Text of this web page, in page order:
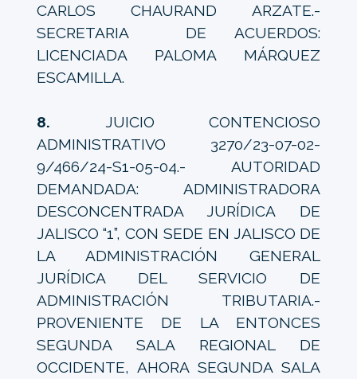
CARLOS CHAURAND ARZATE.-
SECRETARIA DE ACUERDOS:
LICENCIADA PALOMA MÁRQUEZ
ESCAMILLA.
8. JUICIO CONTENCIOSO
ADMINISTRATIVO 3270/23-07-02-
9/466/24-S1-05-04.- AUTORIDAD
DEMANDADA: ADMINISTRADORA
DESCONCENTRADA JURÍDICA DE
JALISCO “1”, CON SEDE EN JALISCO DE
LA ADMINISTRACIÓN GENERAL
JURÍDICA DEL SERVICIO DE
ADMINISTRACIÓN TRIBUTARIA.-
PROVENIENTE DE LA ENTONCES
SEGUNDA SALA REGIONAL DE
OCCIDENTE, AHORA SEGUNDA SALA